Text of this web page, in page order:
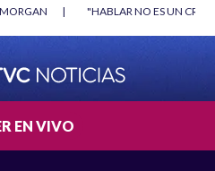
|
"HABLAR NO ES UN
EN VIVO